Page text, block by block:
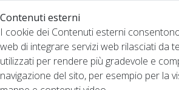
Contenuti esterni
I cookie dei Contenuti esterni
web di integrare servizi web rilasciati da
utilizzati per rendere più gradevole e
navigazione del sito, per esempio per la